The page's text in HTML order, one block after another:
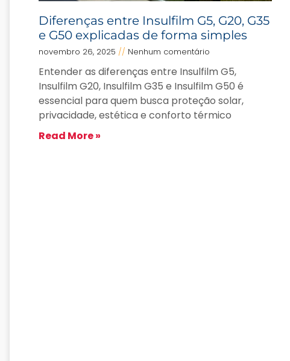
Diferenças entre Insulfilm G5, G20, G35
e G50 explicadas de forma simples
novembro 26, 2025 Nenhum comentário
Entender as diferenças entre Insulfilm G5,
Insulfilm G20, Insulfilm G35 e Insulfilm G50 é
essencial para quem busca proteção solar,
privacidade, estética e conforto térmico
Read More »